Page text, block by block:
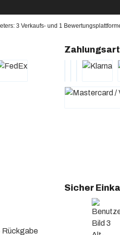
3 Verkaufs- und 1
Rückgabe
Sicher